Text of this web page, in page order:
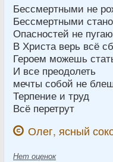
Бессмертными не
Бессмертными
Опасностей не
В Христа верь всё
Героем можешь
И все преодолеть
мечты собой не
Терпение и труд
Всё перетрут
Олег, ясный
Нет оценок